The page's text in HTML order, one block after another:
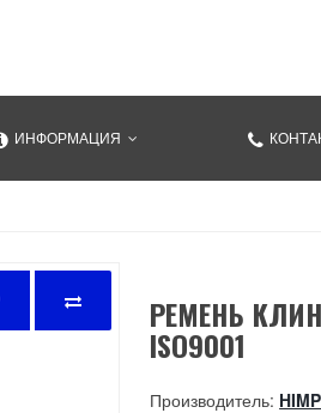
ИНФОРМАЦИЯ
РЕМЕНЬ
ISO9001
Производитель: